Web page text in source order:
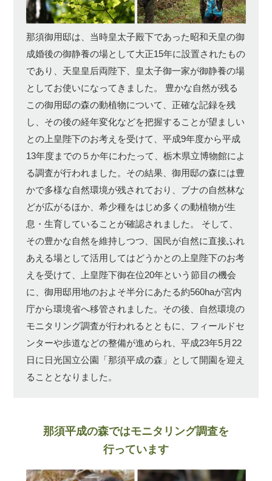
那須御用邸は、当時皇太子殿下であった昭和天皇の御
成婚後の御静養の場として大正15年に設置されたもの
であり、天皇皇后両陛下、皇太子御一家が御静養の場
としてお使いになってきました。 豊かな自然が残る
この御用邸の森の動植物について、正確な記録を残
し、その後の経年変化などを把握することが望ましい
との上皇陛下のお考えを受けて、平成9年度から平成
13年度までの５か年にわたって、栃木県立博物館によ
る調査が行われました。その結果、御用邸の森には豊
かで多様な自然環境が残されており、ブナの自然林な
どが広がるほか、希少種をはじめ多くの動植物が生
息・生育していることが確認されました。
そして、
その豊かな自然を維持しつつ、国民が自然に直接ふれ
あえる場として活用してはどうかとの上皇陛下のお考
えを受けて、上皇陛下御在位20年という節目の機会
に、御用邸用地のおよそ半分にあたる約560haが宮内
庁から環境省へ移管されました。その後、自然環境の
モニタリング調査が行われるとともに、フィールドセ
ンターや歩道などの整備が進められ、平成23年5月22
日に日光国立公園「那須平成の森」として開園を迎え
ることとなりました。
那須平成の森ではモニタリング調査を
行っています